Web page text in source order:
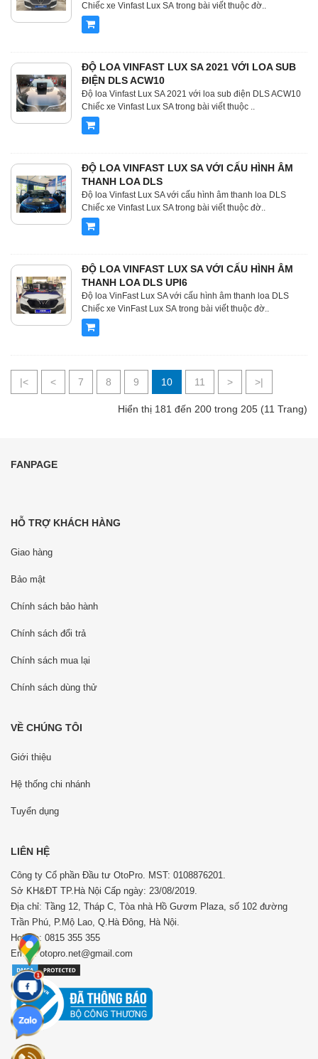
Chiếc xe Vinfast Lux SA trong bài viết thuộc đờ..
ĐỘ LOA VINFAST LUX SA 2021 VỚI LOA SUB
ĐIỆN DLS ACW10
Độ loa Vinfast Lux SA 2021 với loa sub điện DLS ACW10
Chiếc xe Vinfast Lux SA trong bài viết thuộc ..
ĐỘ LOA VINFAST LUX SA VỚI CẤU HÌNH ÂM
THANH LOA DLS
Độ loa Vinfast Lux SA với cấu hình âm thanh loa DLS
Chiếc xe Vinfast Lux SA trong bài viết thuộc đờ..
ĐỘ LOA VINFAST LUX SA VỚI CẤU HÌNH ÂM
THANH LOA DLS UPI6
Độ loa VinFast Lux SA với cấu hình âm thanh loa DLS
Chiếc xe VinFast Lux SA trong bài viết thuộc đờ..
|< < 7 8 9 10 11 > >|
Hiển thị 181 đến 200 trong 205 (11 Trang)
FANPAGE
HỖ TRỢ KHÁCH HÀNG
Giao hàng
Bảo mật
Chính sách bảo hành
Chính sách đổi trả
Chính sách mua lại
Chính sách dùng thử
VỀ CHÚNG TÔI
Giới thiệu
Hệ thống chi nhánh
Tuyển dụng
LIÊN HỆ
Công ty Cổ phần Đầu tư OtoPro. MST: 0108876201.
Sở KH&ĐT TP.Hà Nội Cấp ngày: 23/08/2019.
Địa chỉ: Tầng 12, Tháp C, Tòa nhà Hồ Gươm Plaza, số 102 đường
Trần Phú, P.Mộ Lao, Q.Hà Đông, Hà Nội.
Hotline: 0815 355 355
Email: otopro.net@gmail.com